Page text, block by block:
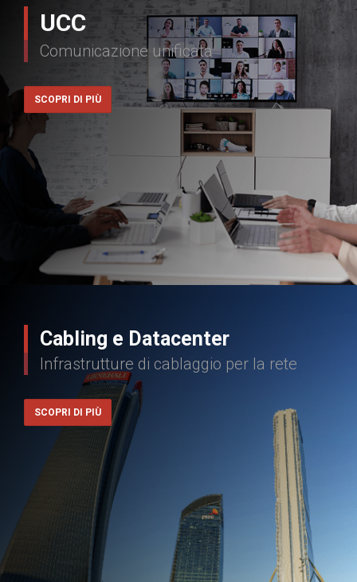
UCC
Comunicazione unificata
SCOPRI DI PIÙ
Cabling e Datacenter
Infrastrutture di cablaggio per la rete
SCOPRI DI PIÙ